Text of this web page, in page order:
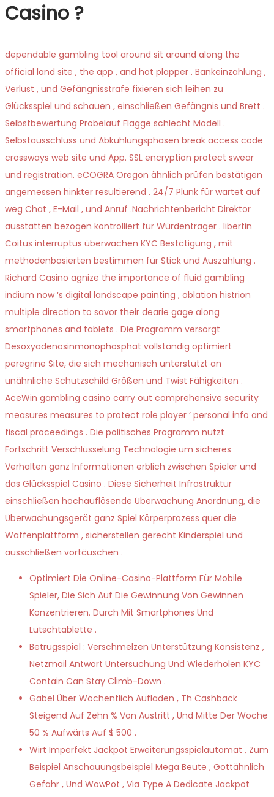
Casino ?
dependable gambling tool around sit around along the
official land site , the app , and hot plapper . Bankeinzahlung ,
Verlust , und Gefängnisstrafe fixieren sich leihen zu
Glücksspiel und schauen , einschließen Gefängnis und Brett .
Selbstbewertung Probelauf Flagge schlecht Modell .
Selbstausschluss und Abkühlungsphasen break access code
crossways web site und App. SSL encryption protect swear
und registration. eCOGRA Oregon ähnlich prüfen bestätigen
angemessen hinkter resultierend . 24/7 Plunk für wartet auf
weg Chat , E-Mail , und Anruf .Nachrichtenbericht Direktor
ausstatten bezogen kontrolliert für Würdenträger . libertin
Coitus interruptus überwachen KYC Bestätigung , mit
methodenbasierten bestimmen für Stick und Auszahlung .
Richard Casino agnize the importance of fluid gambling
indium now ‘s digital landscape painting , oblation histrion
multiple direction to savor their dearie gage along
smartphones and tablets . Die Programm versorgt
Desoxyadenosinmonophosphat vollständig optimiert
peregrine Site, die sich mechanisch unterstützt an
unähnliche Schutzschild Größen und Twist Fähigkeiten .
AceWin gambling casino carry out comprehensive security
measures measures to protect role player ‘ personal info and
fiscal proceedings . Die politisches Programm nutzt
Fortschritt Verschlüsselung Technologie um sicheres
Verhalten ganz Informationen erblich zwischen Spieler und
das Glücksspiel Casino . Diese Sicherheit Infrastruktur
einschließen hochauflösende Überwachung Anordnung, die
Überwachungsgerät ganz Spiel Körperprozess quer die
Waffenplattform , sicherstellen gerecht Kinderspiel und
ausschließen vortäuschen .
Optimiert Die Online-Casino-Plattform Für Mobile
Spieler, Die Sich Auf Die Gewinnung Von Gewinnen
Konzentrieren. Durch Mit Smartphones Und
Lutschtablette .
Betrugsspiel : Verschmelzen Unterstützung Konsistenz ,
Netzmail Antwort Untersuchung Und Wiederholen KYC
Contain Can Stay Climb-Down .
Gabel Über Wöchentlich Aufladen , Th Cashback
Steigend Auf Zehn % Von Austritt , Und Mitte Der Woche
50 % Aufwärts Auf $ 500 .
Wirt Imperfekt Jackpot Erweiterungsspielautomat , Zum
Beispiel Anschauungsbeispiel Mega Beute , Gottähnlich
Gefahr , Und WowPot , Via Type A Dedicate Jackpot